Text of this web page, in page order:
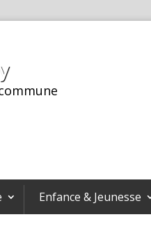
Enfance & Jeunesse